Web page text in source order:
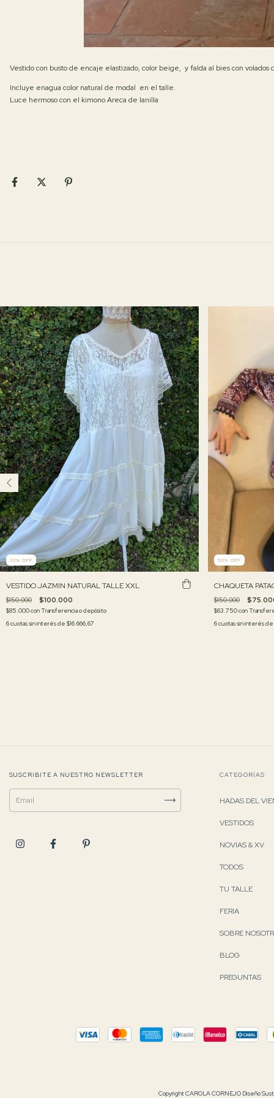
Vestido con busto de encaje elastizado, color beige, y falda al bies con
Incluye enagua color natural de modal en el talle.
Luce hermoso con el kimono Areca de lanilla
33% OFF
VESTIDO JAZMIN NATURAL TALLE XXL
$150.000 $100.000
$85.000conTransferencia o depósito
6cuotas sin interés de $16.666,67
50% OFF
CHAQUETA
$150.000
$63.750con
6cuotas sin interés de
SUSCRIBITE A NUESTRO NEWSLETTER CATEGORÍAS
HADAS DEL
VESTIDOS
NOVIAS & XV
TODOS
TU TALLE
FERIA
SOBRE
BLOG
PREGUNTAS
Copyright CAROLA CORNEJO Diseño